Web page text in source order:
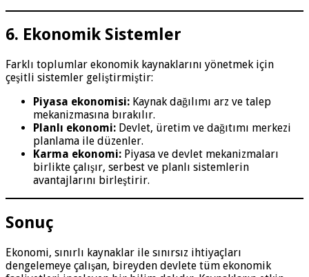
6. Ekonomik Sistemler
Farklı toplumlar ekonomik kaynaklarını yönetmek için
çeşitli sistemler geliştirmiştir:
Piyasa ekonomisi: Kaynak dağılımı arz ve talep
mekanizmasına bırakılır.
Planlı ekonomi: Devlet, üretim ve dağıtımı merkezi
planlama ile düzenler.
Karma ekonomi: Piyasa ve devlet mekanizmaları
birlikte çalışır, serbest ve planlı sistemlerin
avantajlarını birleştirir.
Sonuç
Ekonomi, sınırlı kaynaklar ile sınırsız ihtiyaçları
dengelemeye çalışan, bireyden devlete tüm ekonomik